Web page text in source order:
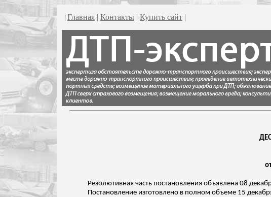
| Главная | Контакты | Купить сайт |
Резолютивная часть постановления объявлена 08
Постановление изготовлено в полном объеме 15